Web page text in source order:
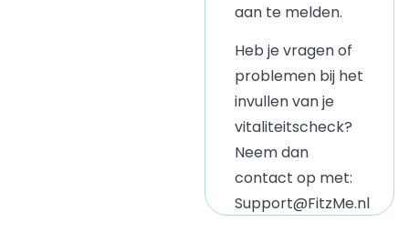
aan te melden.
Heb je vragen of
problemen bij het
invullen van je
vitaliteitscheck?
Neem dan
contact op met:
Support@FitzMe.nl